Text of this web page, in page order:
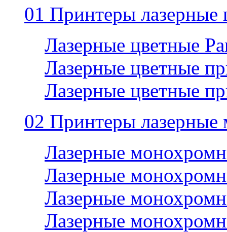
01 Принтеры лазерные
Лазерные цветные
Лазерные цветные
Лазерные цветные
02 Принтеры
Лазерные
Лазерные
Лазерные
Лазерные